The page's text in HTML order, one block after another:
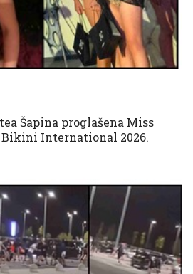
Šapina proglašena Miss
Bikini International 2026.